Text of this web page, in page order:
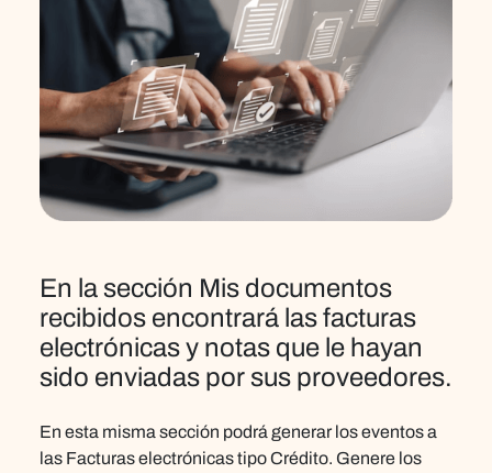
En la sección Mis documentos
recibidos encontrará las facturas
electrónicas y notas que le hayan
sido enviadas por sus proveedores.
En esta misma sección podrá generar los eventos a
las Facturas electrónicas tipo Crédito. Genere los